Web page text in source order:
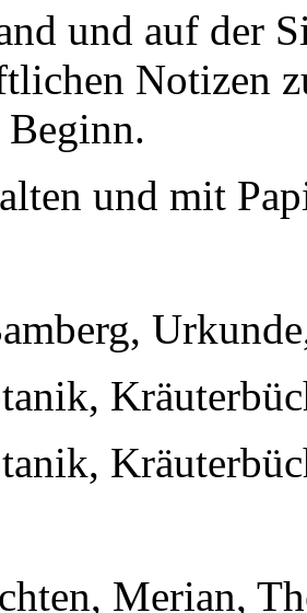
und auf der
Notizen
und mit
Merian,